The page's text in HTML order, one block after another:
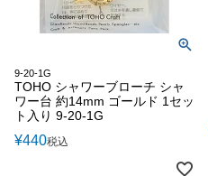
9-20-1G
TOHO シャワーブローチ シャ
ワー台 約14mm ゴールド 1セッ
ト入り 9-20-1G
¥440税込